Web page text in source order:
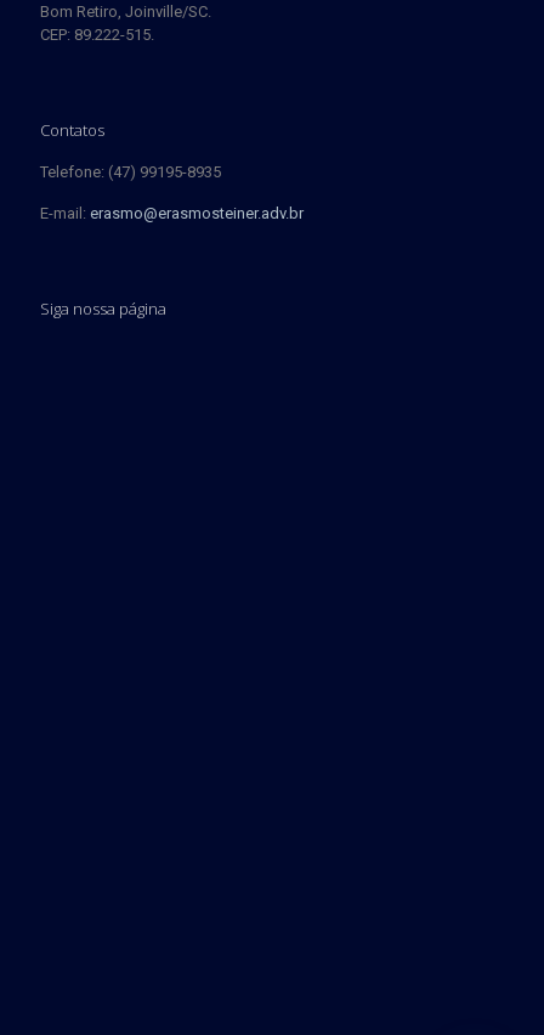
Bom Retiro, Joinville/SC.
CEP: 89.222-515.
Contatos
Telefone: (47) 99195-8935
E-mail: erasmo@erasmosteiner.adv.br
Siga nossa página